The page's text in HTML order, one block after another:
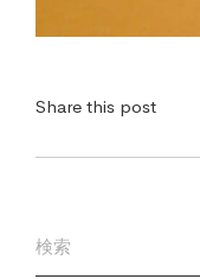
Share this post